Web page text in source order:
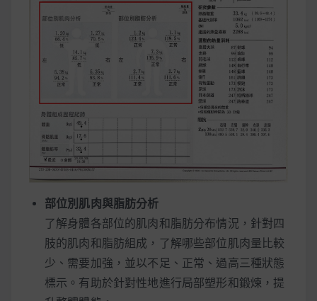
部位別肌肉與脂肪分析
了解身體各部位的肌肉和脂肪分布情況，針對四
肢的肌肉和脂肪組成，了解哪些部位肌肉量比較
少、需要加強，並以不足、正常、過高三種狀態
標示。有助於針對性地進行局部塑形和鍛煉，提